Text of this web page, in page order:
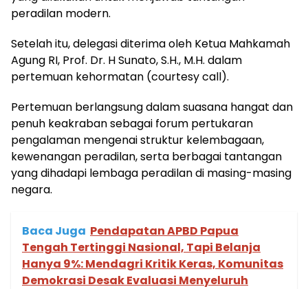
peradilan modern.
Setelah itu, delegasi diterima oleh Ketua Mahkamah
Agung RI, Prof. Dr. H Sunato, S.H., M.H. dalam
pertemuan kehormatan (courtesy call).
Pertemuan berlangsung dalam suasana hangat dan
penuh keakraban sebagai forum pertukaran
pengalaman mengenai struktur kelembagaan,
kewenangan peradilan, serta berbagai tantangan
yang dihadapi lembaga peradilan di masing-masing
negara.
Baca Juga Pendapatan APBD Papua
Tengah Tertinggi Nasional, Tapi Belanja
Hanya 9%: Mendagri Kritik Keras, Komunitas
Demokrasi Desak Evaluasi Menyeluruh